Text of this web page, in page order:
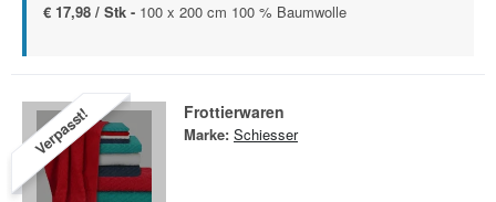
€ 17,98 / Stk - 100 x 200 cm 100 % Baumwolle
Verpasst! Frottierwaren
Marke: Schiesser